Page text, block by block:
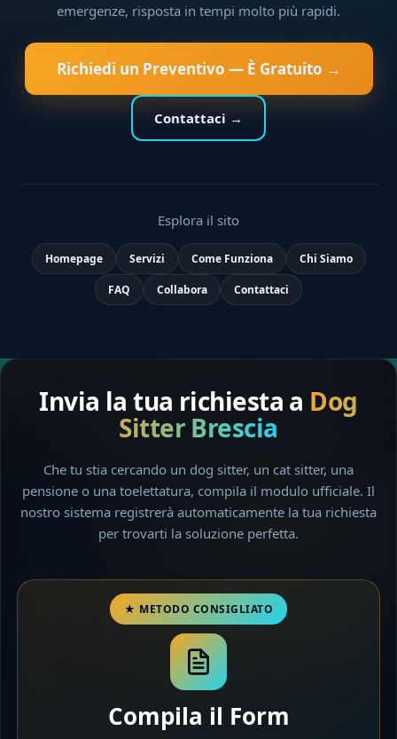
emergenze, risposta in tempi molto più rapidi.
Richiedi un Preventivo — È Gratuito →
Contattaci →
Esplora il sito
Homepage Servizi Come Funziona Chi Siamo
FAQ Collabora Contattaci
Invia la tua richiesta a Dog
Sitter Brescia
Che tu stia cercando un dog sitter, un cat sitter, una
pensione o una toelettatura, compila il modulo ufficiale. Il
nostro sistema registrerà automaticamente la tua richiesta
per trovarti la soluzione perfetta.
Compila il Form